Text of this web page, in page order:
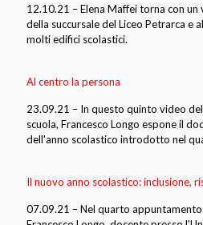
12.10.21 – Elena Maffei torna con
della succursale del Liceo Petrarca e
molti edifici scolastici.
Al centro la persona
23.09.21 – In questo quinto video
scuola, Francesco Longo espone il
dell'anno scolastico introdotto nel
Il nuovo anno scolastico: inclusione,
07.09.21 – Nel quarto